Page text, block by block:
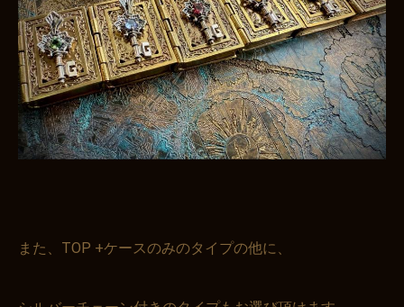
また、TOP +ケースのみのタイプの他に、